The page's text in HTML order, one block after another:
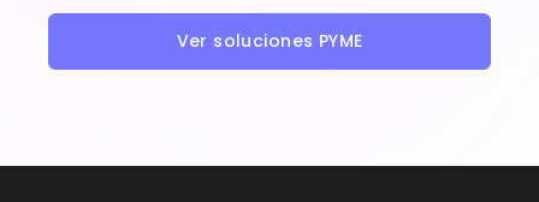
Ver soluciones PYME